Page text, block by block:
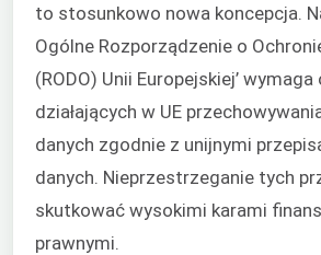
to stosunkowo nowa koncepcja.
Ogólne Rozporządzenie o
(RODO) Unii Europejskiej’
działających w UE
danych zgodnie z unijnymi
danych. Nieprzestrzeganie tych
skutkować wysokimi karami
prawnymi.